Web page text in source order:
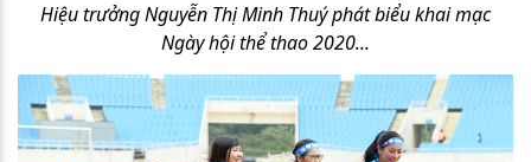
Hiệu trưởng Nguyễn Thị Minh Thuý phát biểu khai mạc
Ngày hội thể thao 2020...